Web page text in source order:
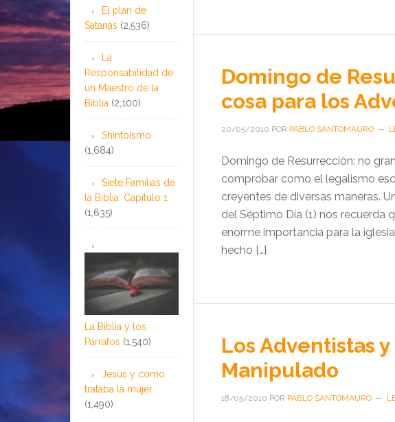
Domingo de
cosa para los
20/05/2010 POR PABLO SANTOMAURO
Domingo de Resurrección: no
comprobar como el legalismo
creyentes de diversas maneras.
del Séptimo Día (1) nos recuerda
enorme importancia para la
hecho […]
Los Adventistas
Manipulado
18/05/2010 POR PABLO SANTOMAURO
El plan de
Satanás (2,536)
La
Responsabilidad de
un Maestro de la
Biblia (2,100)
Shintoísmo
(1,684)
Siete Familias de
la Biblia: Capítulo 1
(1,635)
La Biblia y los
Párrafos (1,540)
Jesús y cómo
trataba la mujer
(1,490)